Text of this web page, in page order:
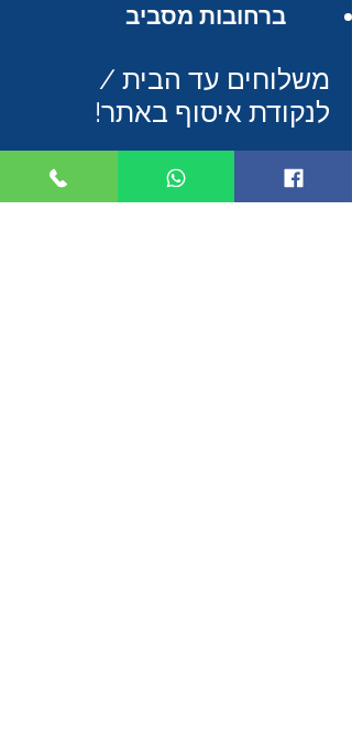
ברחובות מסביב
משלוחים עד הבית /
לנקודת איסוף באתר!
אפשרויות איסוף להזמנה